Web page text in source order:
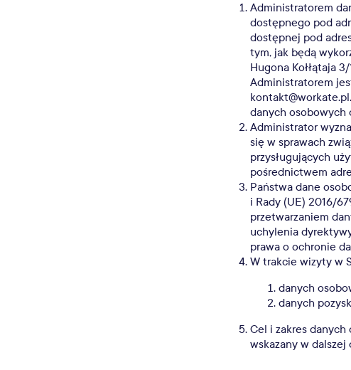
Administratorem
dostępnego pod
dostępnej pod
tym, jak będą
Hugona Kołłątaja
Administratorem
danych osobowych
Administrator
się w sprawach
przysługujących
pośrednictwem
Państwa dane
i Rady (UE) 2016/
przetwarzaniem
uchylenia
prawa o ochronie
W trakcie wizyty w
danych
danych
Cel i zakres danych
wskazany w